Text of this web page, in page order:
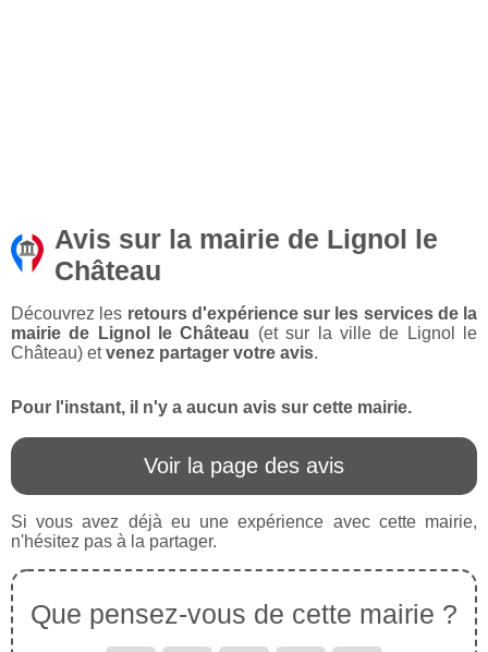
Avis sur la mairie de Lignol le
Château
Découvrez les retours d'expérience sur les services de la
mairie de Lignol le Château (et sur la ville de Lignol le
Château) etvenez partager votre avis.
Pour l'instant, il n'y a aucun avis sur cette mairie.
Voir la page des avis
Si vous avez déjà eu une expérience avec cette mairie,
n'hésitez pas à la partager.
Que pensez-vous de cette mairie ?